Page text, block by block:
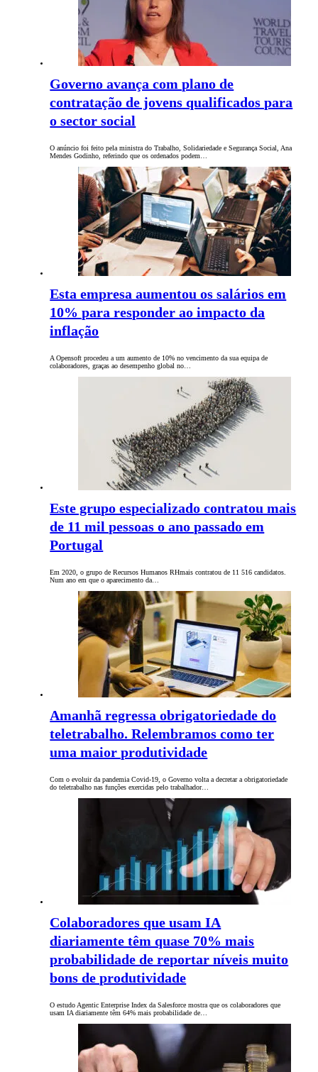
Governo avança com plano de
contratação de jovens qualificados para
o sector social
O anúncio foi feito pela ministra do Trabalho, Solidariedade e Segurança Social, Ana
Mendes Godinho, referindo que os ordenados podem…
Esta empresa aumentou os salários em
10% para responder ao impacto da
inflação
A Opensoft procedeu a um aumento de 10% no vencimento da sua equipa de
colaboradores, graças ao desempenho global no…
Este grupo especializado contratou mais
de 11 mil pessoas o ano passado em
Portugal
Em 2020, o grupo de Recursos Humanos RHmais contratou de 11 516 candidatos.
Num ano em que o aparecimento da…
Amanhã regressa obrigatoriedade do
teletrabalho. Relembramos como ter
uma maior produtividade
Com o evoluir da pandemia Covid-19, o Governo volta a decretar a obrigatoriedade
do teletrabalho nas funções exercidas pelo trabalhador…
Colaboradores que usam IA
diariamente têm quase 70% mais
probabilidade de reportar níveis muito
bons de produtividade
O estudo Agentic Enterprise Index da Salesforce mostra que os colaboradores que
usam IA diariamente têm 64% mais probabilidade de…